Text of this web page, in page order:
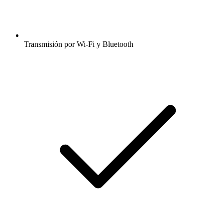
Transmisión por Wi-Fi y Bluetooth